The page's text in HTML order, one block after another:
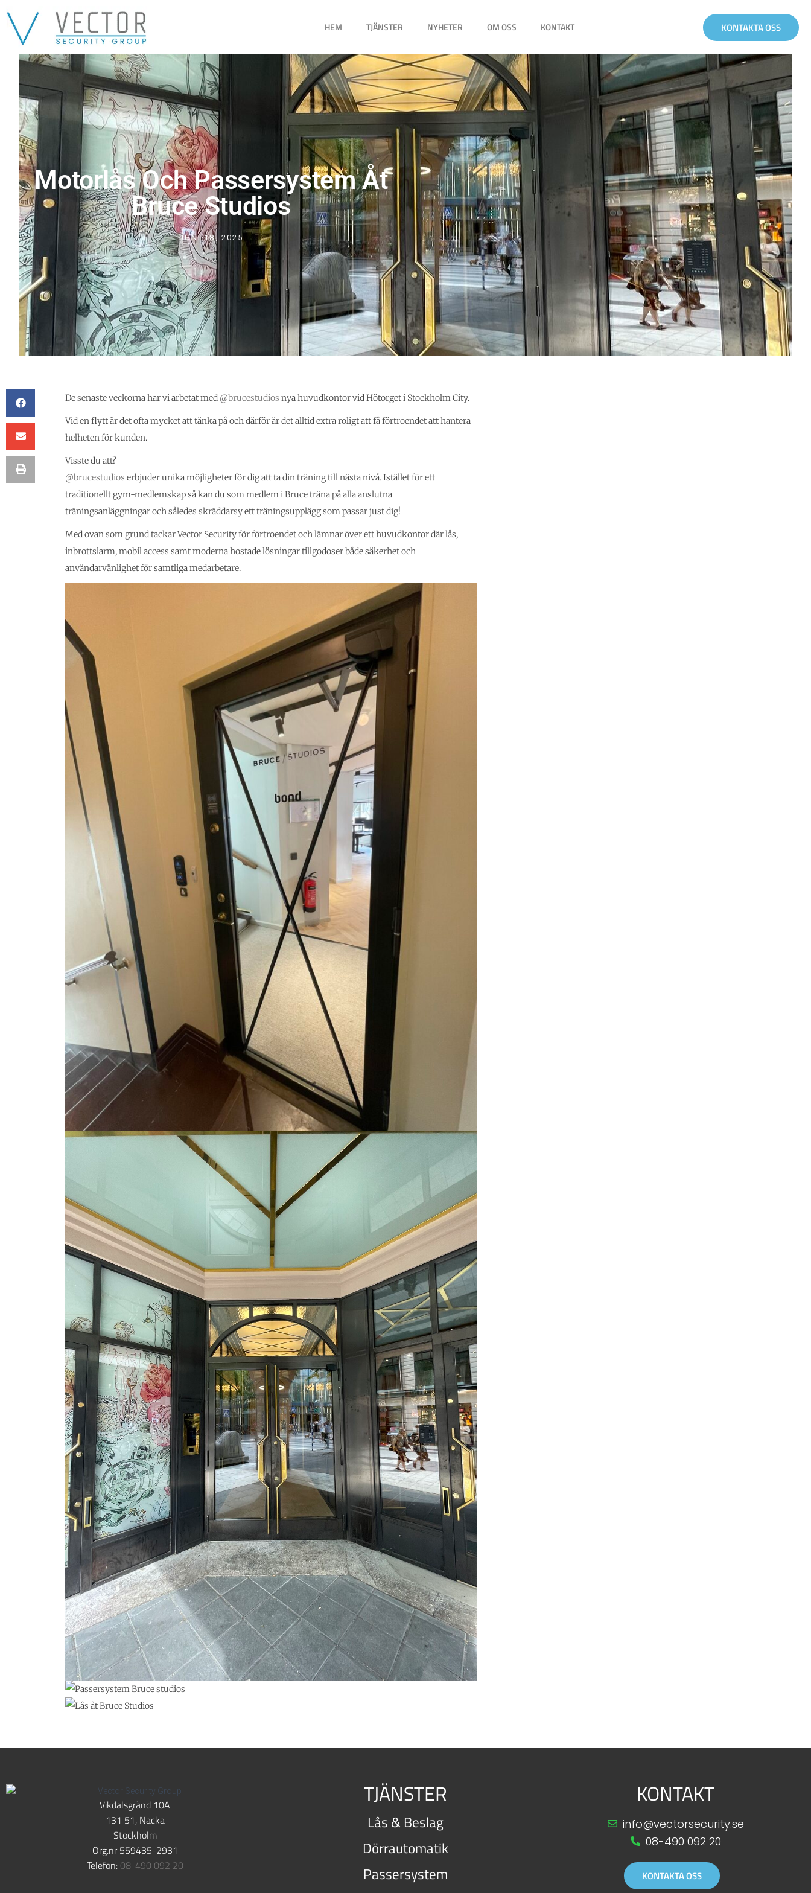
HEM TJÄNSTER NYHETER OM OSS KONTAKT KONTAKTA OSS
Motorlås Och Passersystem Åt
Bruce Studios
JUNI 18, 2025
De senaste veckorna har vi arbetat med @brucestudios nya huvudkontor vid Hötorget i Stockholm City.
Vid en flytt är det ofta mycket att tänka på och därför är det alltid extra roligt att få förtroendet att hantera
helheten för kunden.
Visste du att?
@brucestudios erbjuder unika möjligheter för dig att ta din träning till nästa nivå. Istället för ett
traditionellt gym-medlemskap så kan du som medlem i Bruce träna på alla anslutna
träningsanläggningar och således skräddarsy ett träningsupplägg som passar just dig!
Med ovan som grund tackar Vector Security för förtroendet och lämnar över ett huvudkontor där lås,
inbrottslarm, mobil access samt moderna hostade lösningar tillgodoser både säkerhet och
användarvänlighet för samtliga medarbetare.
Vikdalsgränd 10A
131 51, Nacka
Stockholm
Org.nr 559435-2931
Telefon: 08-490 092 20
TJÄNSTER
Lås & Beslag
Dörrautomatik
Passersystem
KONTAKT
info@vectorsecurity.se
08-490 092 20
KONTAKTA OSS